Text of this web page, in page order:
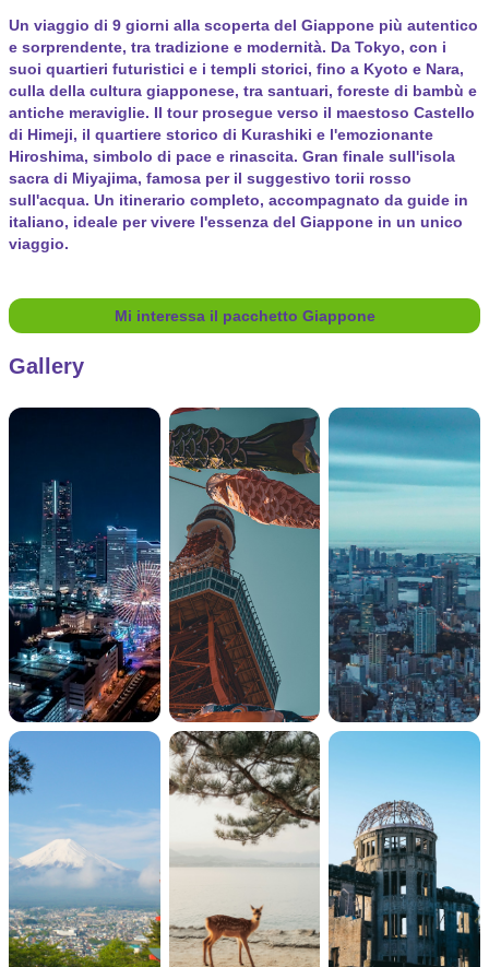
Un viaggio di 9 giorni alla scoperta del Giappone più autentico
e sorprendente, tra tradizione e modernità. Da Tokyo, con i
suoi quartieri futuristici e i templi storici, fino a Kyoto e Nara,
culla della cultura giapponese, tra santuari, foreste di bambù e
antiche meraviglie. Il tour prosegue verso il maestoso Castello
di Himeji, il quartiere storico di Kurashiki e l'emozionante
Hiroshima, simbolo di pace e rinascita. Gran finale sull'isola
sacra di Miyajima, famosa per il suggestivo torii rosso
sull'acqua. Un itinerario completo, accompagnato da guide in
italiano, ideale per vivere l'essenza del Giappone in un unico
viaggio.
Mi interessa il pacchetto Giappone
Gallery